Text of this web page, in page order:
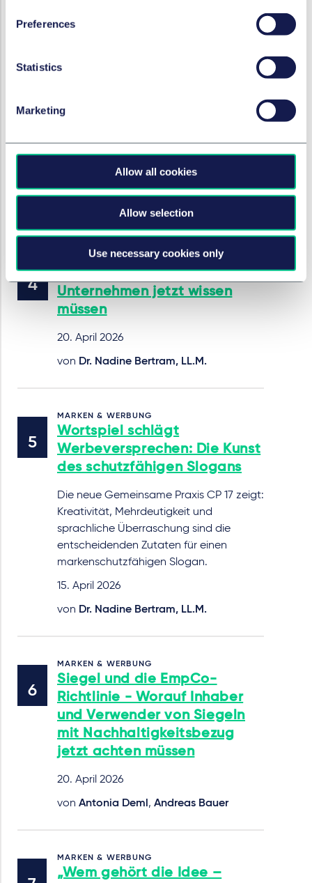
Preferences
Statistics
Marketing
Allow all cookies
Allow selection
Use necessary cookies only
Eintragungsfähigkeit von
Marke – Aktuelles EuG-Urteil
vonAnn Kristin Nielebock, LL.M.
MARKEN & WERBUNG
Das neue Designrecht – Was
Unternehmen jetzt wissen
müssen
20. April 2026
von Dr. Nadine Bertram, LL.M.
MARKEN & WERBUNG
Wortspiel schlägt
Werbeversprechen: Die Kunst
des schutzfähigen Slogans
Die neue Gemeinsame Praxis CP 17 zeigt:
Kreativität, Mehrdeutigkeit und
sprachliche Überraschung sind die
entscheidenden Zutaten für einen
markenschutzfähigen Slogan.
15. April 2026
von Dr. Nadine Bertram, LL.M.
MARKEN & WERBUNG
Siegel und die EmpCo-
Richtlinie - Worauf Inhaber
und Verwender von Siegeln
mit Nachhaltigkeitsbezug
jetzt achten müssen
20. April 2026
von Antonia Deml , Andreas Bauer
MARKEN & WERBUNG
„Wem gehört die Idee –